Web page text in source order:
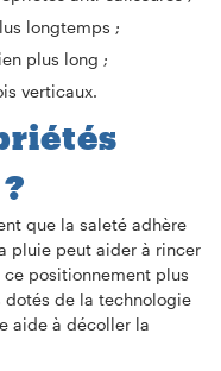
longtemps ;
plus long ;
verticaux.
que la saleté adhère
pluie peut aider à rincer
positionnement plus
de la technologie
aide à décoller la